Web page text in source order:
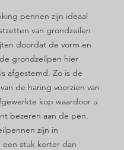
pennen zijn ideaal
van grondzeilen
doordat de vorm en
grondzeilpen hier
afgestemd. Zo is de
de haring voorzien van
kop waardoor u
bezeren aan de pen.
zijn in
stuk korter dan